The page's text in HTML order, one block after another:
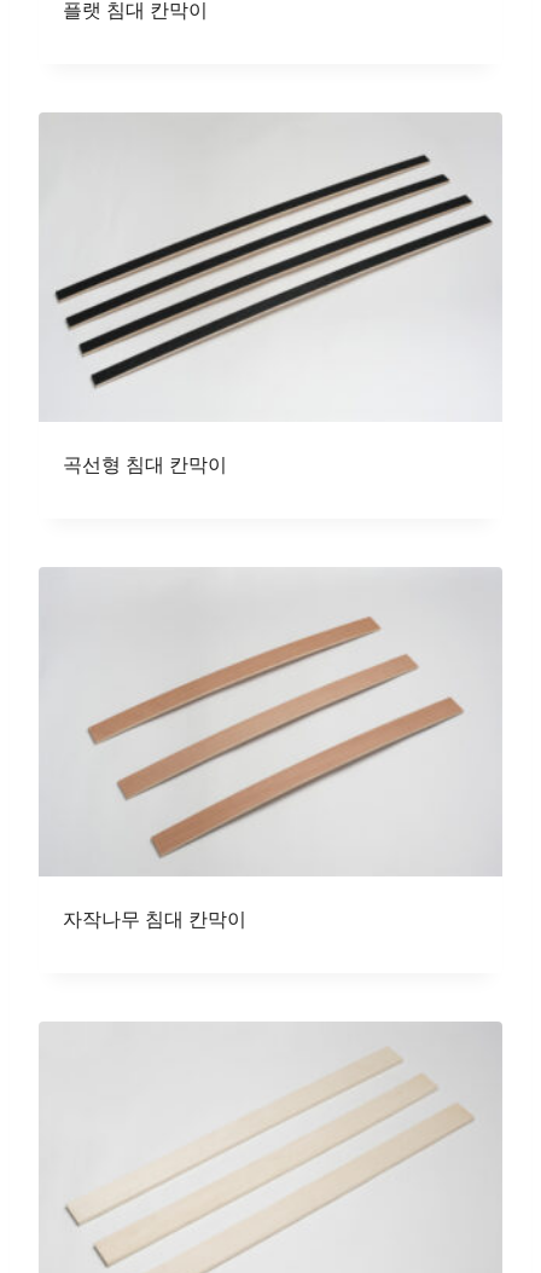
플랫 침대 칸막이
곡선형 침대 칸막이
자작나무 침대 칸막이